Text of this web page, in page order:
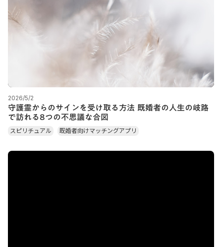
2026/5/2
守護霊からのサインを受け取る方法 既婚者の人生の岐路
で訪れる8つの不思議な合図
スピリチュアル 既婚者向けマッチングアプリ